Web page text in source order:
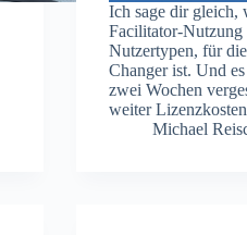
Ich sage dir gleich,
Facilitator-Nutzung
Nutzertypen, für
Changer ist. Und
zwei Wochen
weiter
Michael